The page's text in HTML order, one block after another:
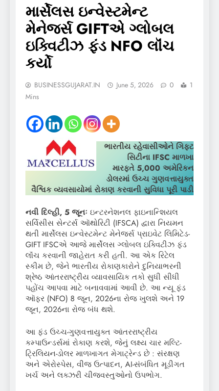
માર્સેલસ ઇન્વેસ્ટમેન્ટ
મેનેજર્સ GIFTએ ગ્લોબલ
ઇક્વિટીઝ ફંડ NFO લૉંચ
કર્યો
BUSINESSGUJARAT.IN June 5, 2026 0
1
Mins
ભારતીય રહેવાસીઓને ગિફ્ટ
સિટીના IFSC માળખા
મારફતે 5,000 અમેરિકન
ડોલરમાં ઉચ્ચ ગુણવત્તાયુક્ત
વૈશ્વિક વ્યવસાયોમાં રોકાણ કરવાની સુવિધા પૂરી પાડી
નવી દિલ્હી, 5 જૂનઃ ઇન્ટરનેશનલ ફાઇનાન્શિયલ
સર્વિસીસ સેન્ટર્સ ઑથોરિટી (IFSCA) દ્વારા નિયમન
થતી માર્સેલસ ઇન્વેસ્ટમેન્ટ મેનેજર્સ પ્રાઇવેટ લિમિટેડ-
GIFT IFSCએ આજે માર્સેલસ ગ્લોબલ ઇક્વિટીઝ ફંડ
લૉંચ કરવાની જાહેરાત કરી હતી. આ એક રિટેલ
સ્કીમ છે, જેને ભારતીય રોકાણકારોને દુનિયાભરની
શ્રેષ્ઠ આંતરરાષ્ટ્રીય વ્યાવસાયિક તકો સુધી સીધી
પહોંચ આપવા માટે બનાવવામાં આવી છે. આ ન્યૂ ફંડ
ઑફર (NFO) 8 જૂન, 2026ના રોજ ખુલશે અને 19
જૂન, 2026ના રોજ બંધ થશે.
આ ફંડ ઉચ્ચ-ગુણવત્તાયુક્ત આંતરરાષ્ટ્રીય
કમ્પાઉન્ડર્સમાં રોકાણ કરશે, જેનું લક્ષ્ય ચાર મલ્ટિ-
ટ્રિલિયન-ડોલર માળખાગત મેગાટ્રેન્ડ છે : સંરક્ષણ
અને એરોસ્પેસ, વીજ ઉત્પાદન, AI-સંબંધિત મૂડીગત
ખર્ચ અને લક્ઝરી ચીજવસ્તુઓનો ઉપભોગ.